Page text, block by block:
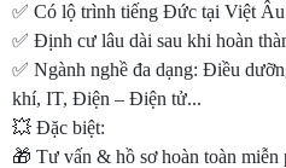
✅ Có lộ trình tiếng Đức tại Việt Âu
✅ Định cư lâu dài sau khi hoàn
✅ Ngành nghề đa dạng: Điều
khí, IT, Điện – Điện tử...
💥 Đặc biệt:
🎁 Tư vấn & hồ sơ hoàn toàn miễn